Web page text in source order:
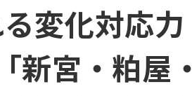
変化対応力
宮・粕屋・